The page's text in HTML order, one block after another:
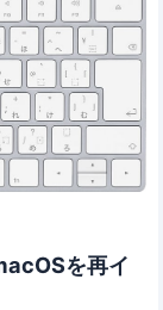
を再イ